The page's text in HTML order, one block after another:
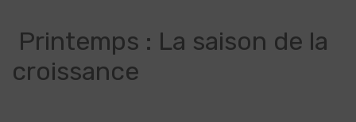
Printemps : La saison de la
croissance